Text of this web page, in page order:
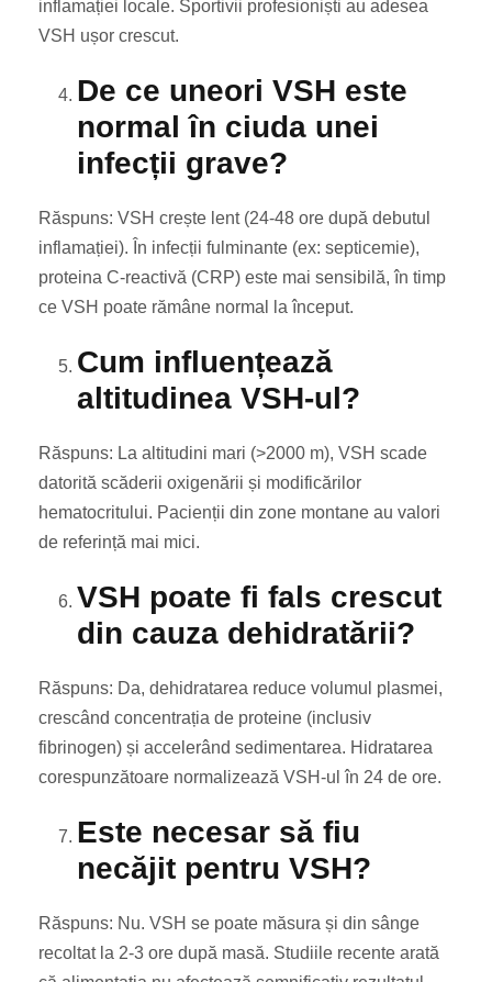
inflamației locale. Sportivii profesioniști au adesea
VSH ușor crescut.
De ce uneori VSH este
normal în ciuda unei
infecții grave?
Răspuns: VSH crește lent (24-48 ore după debutul
inflamației). În infecții fulminante (ex: septicemie),
proteina C-reactivă (CRP) este mai sensibilă, în timp
ce VSH poate rămâne normal la început.
Cum influențează
altitudinea VSH-ul?
Răspuns: La altitudini mari (>2000 m), VSH scade
datorită scăderii oxigenării și modificărilor
hematocritului. Pacienții din zone montane au valori
de referință mai mici.
VSH poate fi fals crescut
din cauza dehidratării?
Răspuns: Da, dehidratarea reduce volumul plasmei,
crescând concentrația de proteine (inclusiv
fibrinogen) și accelerând sedimentarea. Hidratarea
corespunzătoare normalizează VSH-ul în 24 de ore.
Este necesar să fiu
necăjit pentru VSH?
Răspuns: Nu. VSH se poate măsura și din sânge
recoltat la 2-3 ore după masă. Studiile recente arată